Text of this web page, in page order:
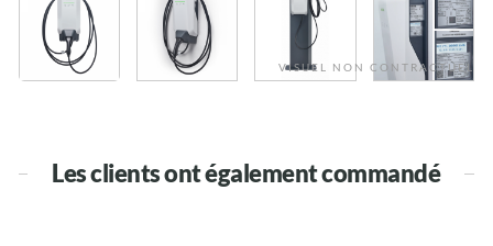
VISUEL NON CONTRACTUEL
Les clients ont également commandé